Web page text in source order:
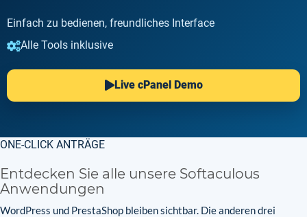
Einfach zu bedienen, freundliches Interface
Alle Tools inklusive
Live cPanel Demo
ONE-CLICK ANTRÄGE
Entdecken Sie alle unsere Softaculous
Anwendungen
WordPress und PrestaShop bleiben sichtbar. Die anderen drei